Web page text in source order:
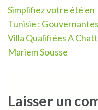
Navigation
de
l’article
Simplifiez votre été en
Tunisie :
Villa Qualifiées A Chatt
Mariem Sousse
Laisser un